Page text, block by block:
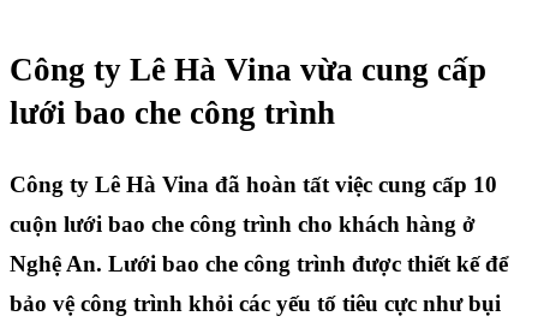
Công ty Lê Hà Vina vừa cung cấp
lưới bao che công trình
Công ty Lê Hà Vina đã hoàn tất việc cung cấp 10
cuộn lưới bao che công trình cho khách hàng ở
Nghệ An. Lưới bao che công trình được thiết kế để
bảo vệ công trình khỏi các yếu tố tiêu cực như bụi